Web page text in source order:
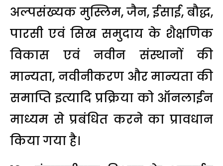
अल्पसंख्यक मुस्लिम, जैन, ईसाई, बौद्ध,
पारसी एवं सिख समुदाय के शैक्षणिक
विकास एवं नवीन संस्थानों की
मान्यता, नवीनीकरण और मान्यता की
समाप्ति इत्यादि प्रक्रिया को ऑनलाईन
माध्यम से प्रबंधित करने का प्रावधान
किया गया है।